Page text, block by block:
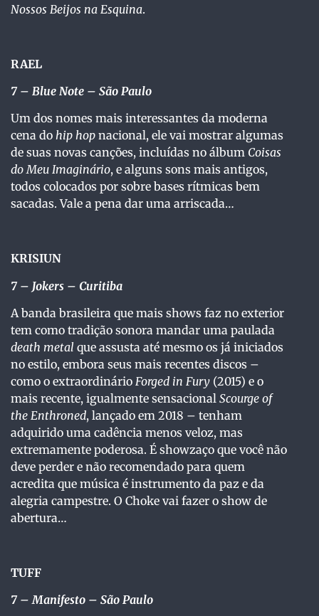
Nossos Beijos na Esquina.
RAEL
7 – Blue Note – São Paulo
Um dos nomes mais interessantes da moderna
cena do hip hop nacional, ele vai mostrar algumas
de suas novas canções, incluídas no álbum Coisas
do Meu Imaginário, e alguns sons mais antigos,
todos colocados por sobre bases rítmicas bem
sacadas. Vale a pena dar uma arriscada…
KRISIUN
7 – Jokers – Curitiba
A banda brasileira que mais shows faz no exterior
tem como tradição sonora mandar uma paulada
death metal que assusta até mesmo os já iniciados
no estilo, embora seus mais recentes discos –
como o extraordinário Forged in Fury (2015) e o
mais recente, igualmente sensacional Scourge of
the Enthroned, lançado em 2018 – tenham
adquirido uma cadência menos veloz, mas
extremamente poderosa. É showzaço que você não
deve perder e não recomendado para quem
acredita que música é instrumento da paz e da
alegria campestre. O Choke vai fazer o show de
abertura…
TUFF
7 – Manifesto – São Paulo